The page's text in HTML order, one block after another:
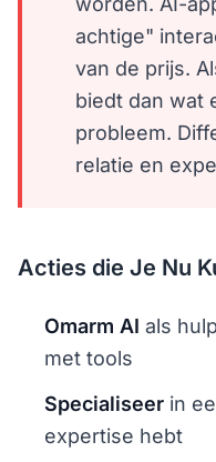
achtige"
van de prijs.
biedt dan wat
probleem.
relatie en
Acties die Je Nu
Omarm AI als
met tools
Specialiseer in
expertise hebt